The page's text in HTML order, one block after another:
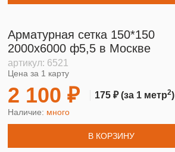
Арматурная сетка 150*150
2000х6000 ф5,5 в Москве
артикул: 6521
Цена за 1 карту
2 100 ₽ 175 ₽(за 1 метр2)
Наличие: много
В КОРЗИНУ